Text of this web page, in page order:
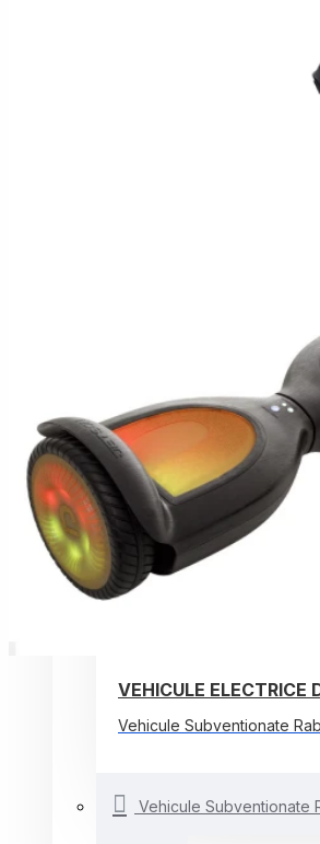
Incarcatoare
Baterii
TROTINETE ELECTRICE
BICICLETE ELECTRICE
VEHICULE ELECTRICE
Vehicule Subventionate
Vehicule Subventionate